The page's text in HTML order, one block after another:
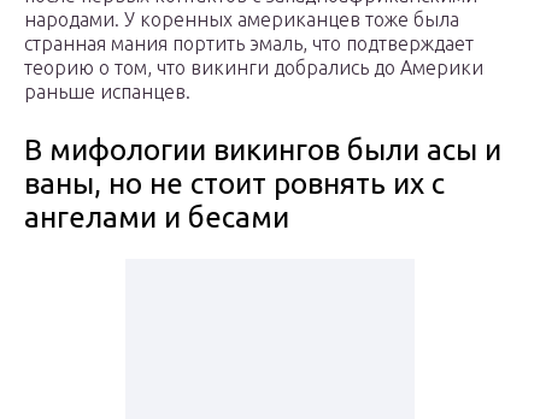
народами. У коренных американцев тоже была
странная мания портить эмаль, что подтверждает
теорию о том, что викинги добрались до Америки
раньше испанцев.
В мифологии викингов были асы и
ваны, но не стоит ровнять их с
ангелами и бесами